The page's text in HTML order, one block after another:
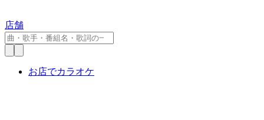
店舗
お店でカラオケ